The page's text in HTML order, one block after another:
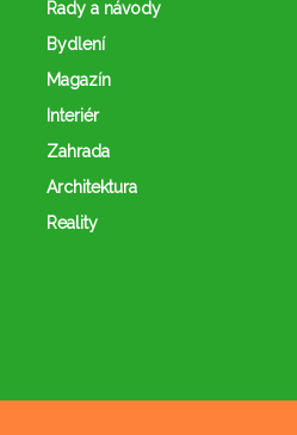
Rady a návody
Bydlení
Magazín
Interiér
Zahrada
Architektura
Reality